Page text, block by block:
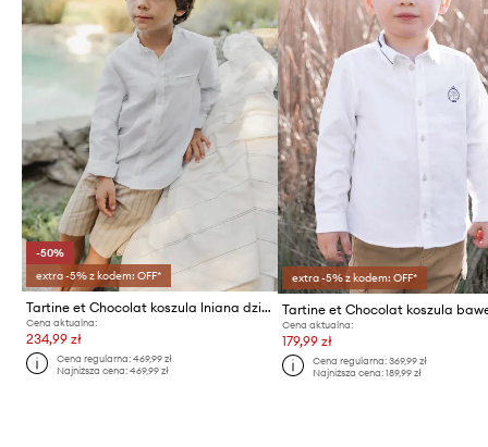
-50%
extra -5% z kodem: OFF*
Tartine et Chocolat koszula lniana dziecięca
Cena aktualna:
234,99 zł
Cena regularna:469,99 zł
Najniższa cena:469,99 zł
extra -5% z kodem: OFF*
Cena aktualna:
179,99 zł
Cena regularna: 369,99 zł
Najniższa cena: 189,99 zł